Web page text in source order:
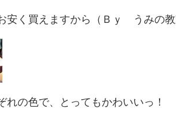
安く買えますから（Ｂｙ うみの
れの色で、とってもかわいいっ！